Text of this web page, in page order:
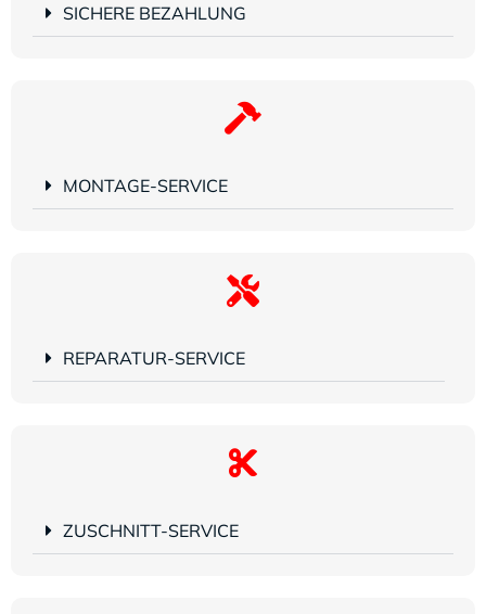
SICHERE BEZAHLUNG
MONTAGE-SERVICE
REPARATUR-SERVICE
ZUSCHNITT-SERVICE